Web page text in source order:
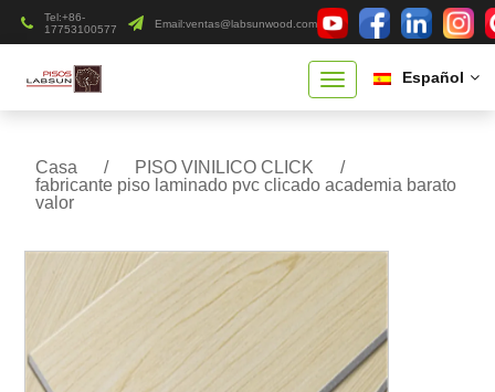
Tel:+86-
17753100577
Email:ventas@labsunwood.com
Español
Casa / PISO VINILICO CLICK
/
fabricante piso laminado pvc clicado academia barato
valor